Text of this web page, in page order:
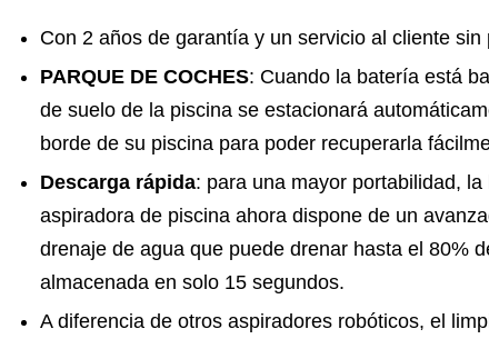
Con 2 años de garantía y un servicio al cliente sin
PARQUE DE COCHES: Cuando la batería está
de suelo de la piscina se estacionará
borde de su piscina para poder recuperarla
Descarga rápida: para una mayor portabilidad,
aspiradora de piscina ahora dispone de un
drenaje de agua que puede drenar hasta el 80%
almacenada en solo 15 segundos.
A diferencia de otros aspiradores robóticos, el